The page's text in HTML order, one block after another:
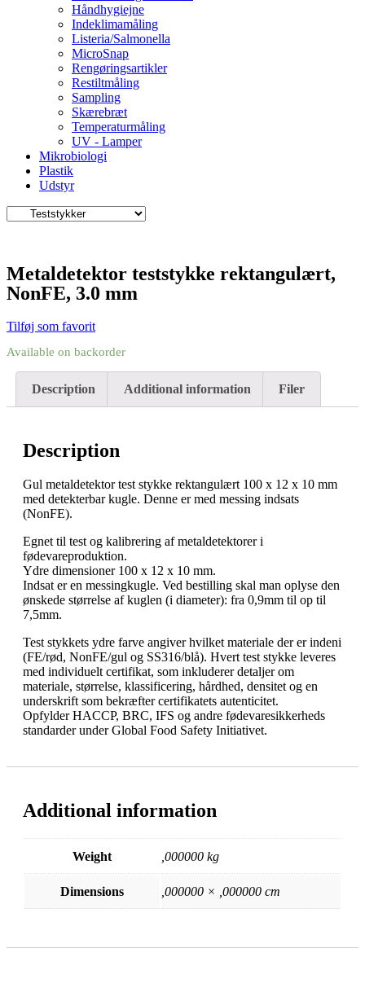
Håndhygiejne
Indeklimamåling
Listeria/Salmonella
MicroSnap
Rengøringsartikler
Restiltmåling
Sampling
Skærebræt
Temperaturmåling
UV - Lamper
Mikrobiologi
Plastik
Udstyr
Metaldetektor teststykke rektangulært,
NonFE, 3.0 mm
Tilføj som favorit
Available on backorder
Description Additional information Filer
Description
Gul metaldetektor test stykke rektangulært 100 x 12 x 10 mm
med detekterbar kugle. Denne er med messing indsats
(NonFE).
Egnet til test og kalibrering af metaldetektorer i
fødevareproduktion.
Ydre dimensioner 100 x 12 x 10 mm.
Indsat er en messingkugle. Ved bestilling skal man oplyse den
ønskede størrelse af kuglen (i diameter): fra 0,9mm til op til
7,5mm.
Test stykkets ydre farve angiver hvilket materiale der er indeni
(FE/rød, NonFE/gul og SS316/blå). Hvert test stykke leveres
med individuelt certifikat, som inkluderer detaljer om
materiale, størrelse, klassificering, hårdhed, densitet og en
underskrift som bekræfter certifikatets autenticitet.
Opfylder HACCP, BRC, IFS og andre fødevaresikkerheds
standarder under Global Food Safety Initiativet.
Additional information
Weight ,000000 kg
Dimensions ,000000 × ,000000 cm